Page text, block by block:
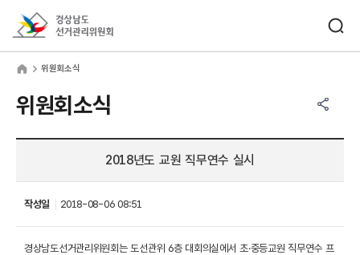
위원회소식
위원회소식
2018년도 교원 직무연수 실시
작성일 2018-08-06 08:51
경상남도선거관리위원회는 도선관위 6층 대회의실에서 초·중등교원 직무연수 프